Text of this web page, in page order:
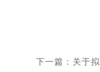
下一篇：关于